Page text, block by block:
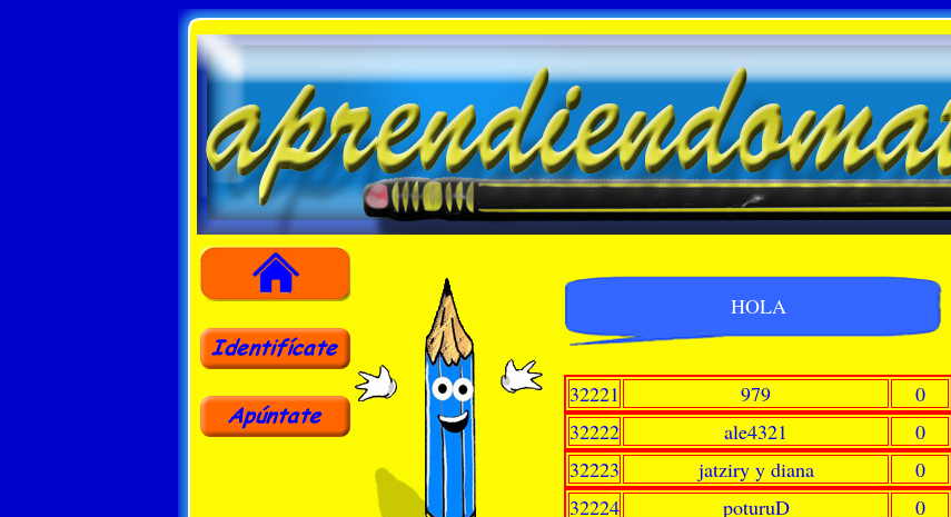
HOLA
32221 979
0
32222
ale4321
0
32223
jatziry y diana
0
32224
poturuD
0